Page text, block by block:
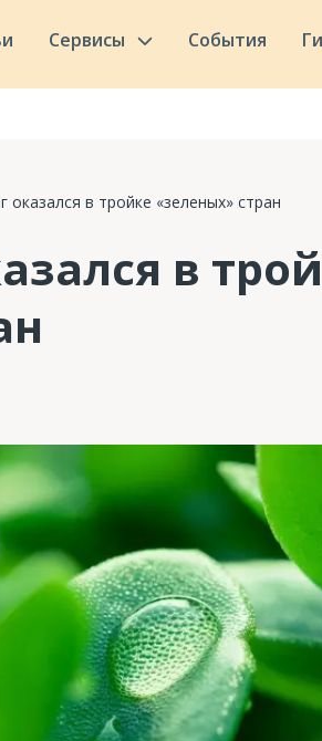
Сервисы События
оказался в тройке «зеленых» стран
в